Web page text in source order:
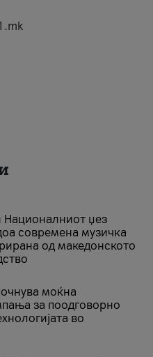
Националниот џез
современа музичка
од македонското
моќна
за поодговорно
во